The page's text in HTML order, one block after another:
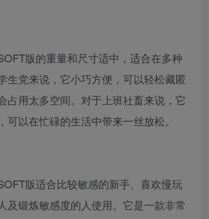
版的重量和尺寸适中，适合在多种
生党来说，它小巧方便，可以轻松藏匿
占用太多空间。对于上班社畜来说，它
可以在忙碌的生活中带来一丝放松。
版适合比较敏感的新手、喜欢慢玩
及锻炼敏感度的人使用。它是一款非常